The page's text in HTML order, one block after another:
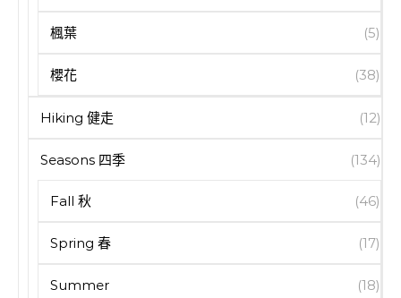
楓葉 (5)
櫻花 (38)
Hiking 健走 (12)
Seasons 四季 (134)
Fall 秋 (46)
Spring 春 (17)
Summer (18)